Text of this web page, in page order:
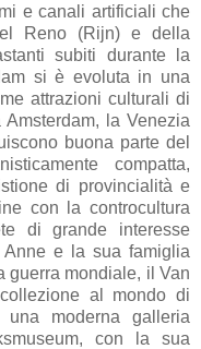
e canali artificiali che
Reno (Rijn) e della
subiti durante la
si è evoluta in una
attrazioni culturali di
la Venezia
buona parte del
compatta,
di provincialità e
con la controcultura
di grande interesse
e la sua famiglia
guerra mondiale, il Van
al mondo di
moderna galleria
con la sua